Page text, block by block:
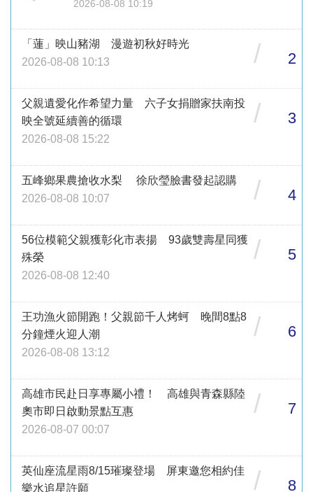
2026-08-08 10:19
「蓮」映山豬湖 漫遊初秋好時光
2026-08-08 10:13
/ 2
父親遺愛化作希望力量 六子女捐贈家扶南投
映全號延續善的循環
2026-08-08 15:22
/ 3
五峰鄉果農搶收水梨 徐欣瑩臉書發起認購
2026-08-08 10:07
/ 4
56位模範父親獲彰化市表揚 93歲雙壽星同獲
殊榮
2026-08-08 12:40
/ 5
王功漁火節開跑！父親節千人烤蚵 晚間8點8
分鐘煙火迎人潮
2026-08-08 13:12
/ 6
高雄市民赴日享專屬小禮！ 高雄與青森縣陸
奧市即日啟動景點互惠
2026-08-07 00:07
/ 7
英仙座流星雨8/15璀璨登場 屏東邀您相約佳
樂水追星許願
/ 8